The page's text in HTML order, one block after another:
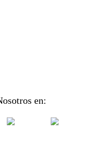
en: